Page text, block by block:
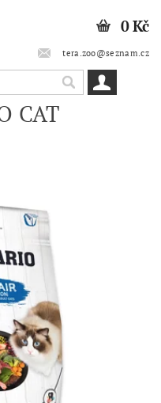
tera.zoo@seznam.cz
0 Kč
CAT